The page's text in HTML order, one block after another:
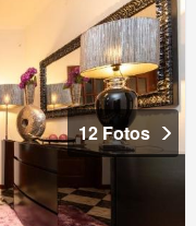
12 Fotos